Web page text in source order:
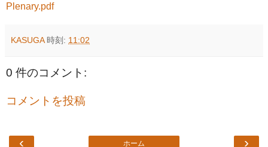
Plenary.pdf
KASUGA 時刻: 11:02
0 件のコメント:
コメントを投稿
‹ ›
ホーム